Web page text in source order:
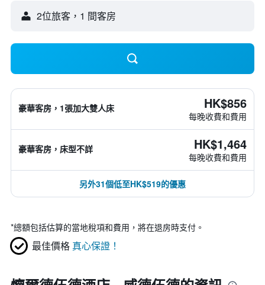
2位旅客，1 間客房
豪華客房，1張加大雙人床 HK$856
每晚收費和費用
豪華客房，床型不詳 HK$1,464
每晚收費和費用
另外31個低至HK$519的優惠
*總額包括估算的當地稅項和費用，將在退房時支付。
最佳價格 真心保證！